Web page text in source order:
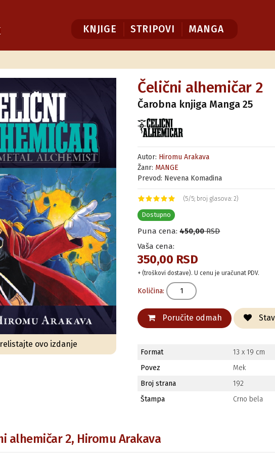
KNJIGE STRIPOVI MANGA
ovo izdanje
Čelični alhemičar 2
Čarobna knjiga Manga 25
Autor: Hiromu Arakava
Žanr: MANGE
Prevod: Nevena Komadina
(5/5; broj glasova: 2)
Dostupno
Puna cena:450,00RSD
Vaša cena:
350,00 RSD
+ (troškovi dostave). U cenu je uračunat PDV.
Količina:
Poručite odmah
Format
13 x 19 cm
Povez
Mek
Broj strana
192
Štampa
Crno bela
alhemičar 2, Hiromu Arakava